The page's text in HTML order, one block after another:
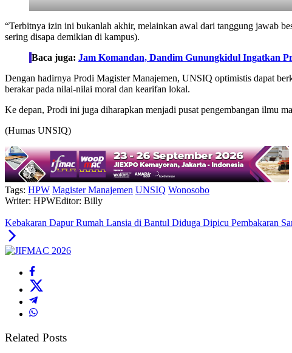
“Terbitnya izin ini bukanlah akhir, melainkan awal dari tanggung jawab
sering disapa demikian di kampus).
Baca juga: Jam Komandan, Dandim Gunungkidul Ingatkan
Dengan hadirnya Prodi Magister Manajemen, UNSIQ optimistis dapat
berakar pada nilai-nilai moral dan kearifan lokal.
Ke depan, Prodi ini juga diharapkan menjadi pusat pengembangan ilmu
(Humas UNSIQ)
Tags: HPW Magister Manajemen UNSIQ Wonosobo
Writer: HPWEditor: Billy
Kebakaran Dapur Rumah Lansia di Bantul Diduga Dipicu Pembakaran
Related Posts